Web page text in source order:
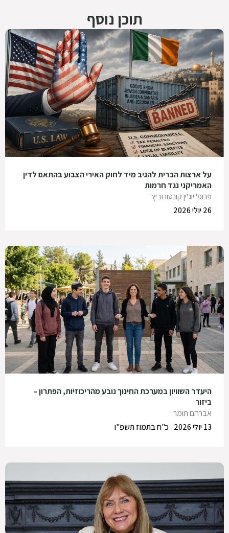
תוכן נוסף
על ארצות הברית להגיב מיד לחוק האירי הצבוע בהתאם לדין
האמריקני נגד חרמות
פרופ' יוג'ין קונטורוביץ'
26 יולי 2026
היעדר השוויון במערכת החינוך נובע מהריכוזיות, הפתרון –
ביזור
אברהם תומר
כ"ח בתמוז תשפ"ו
13 יולי 2026